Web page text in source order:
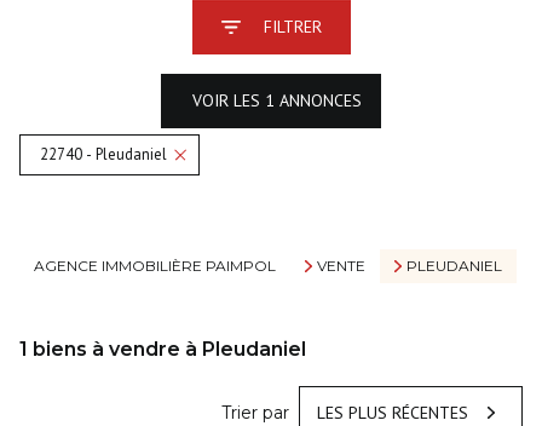
FILTRER
VOIR LES 1 ANNONCES
22740 - Pleudaniel
AGENCE IMMOBILIÈRE PAIMPOL VENTE PLEUDANIEL
1 biens à vendre à Pleudaniel
Trier par LES PLUS RÉCENTES